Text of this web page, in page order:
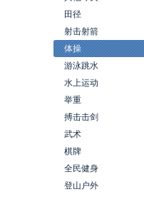
田径
射击射箭
体操
游泳跳水
水上运动
举重
搏击击剑
武术
棋牌
全民健身
登山户外